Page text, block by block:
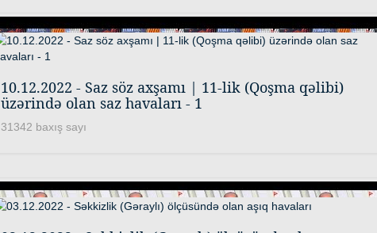
10.12.2022 - Saz söz axşamı | 11-lik (Qoşma qəlibi)
üzərində olan saz havaları - 1
31342 baxış sayı